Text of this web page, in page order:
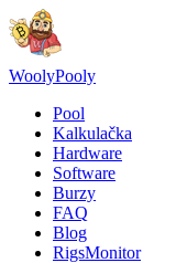
WoolyPooly
Pool
Kalkulačka
Hardware
Software
Burzy
FAQ
Blog
RigsMonitor